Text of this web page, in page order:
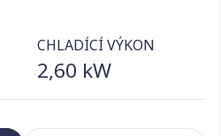
CHLADÍCÍ VÝKON
2,60 kW